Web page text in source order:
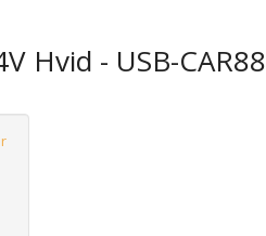
Hvid - USB-CAR88